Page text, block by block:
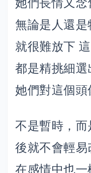
她們長情又念
無論是人還是
就很難放下
都是精挑細選
她們對這個頭
不是暫時，而
後就不會輕易
在感情中也一